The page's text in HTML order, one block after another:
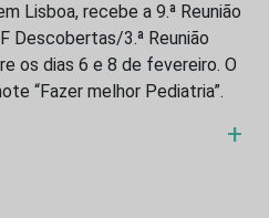
Lisboa, recebe a 9.ª Reunião
Descobertas/3.ª Reunião
os dias 6 e 8 de fevereiro. O
“Fazer melhor Pediatria”.
+